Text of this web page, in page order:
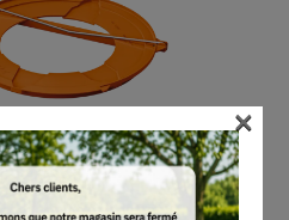
taille réelle
pour couteau à
×